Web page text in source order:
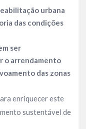
urbana
das condições
ser
o arrendamento
das zonas
enriquecer este
sustentável de